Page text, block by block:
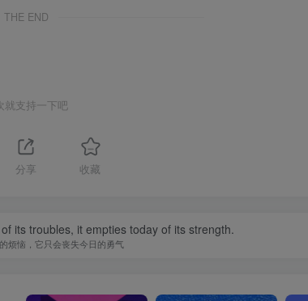
THE END
就支持一下吧
分享 收藏
its troubles, it empties today of its strength.
烦恼，它只会丧失今日的勇气